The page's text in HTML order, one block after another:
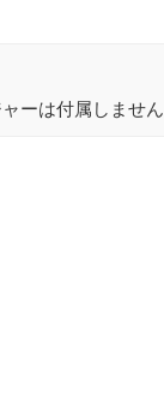
ーは付属しません